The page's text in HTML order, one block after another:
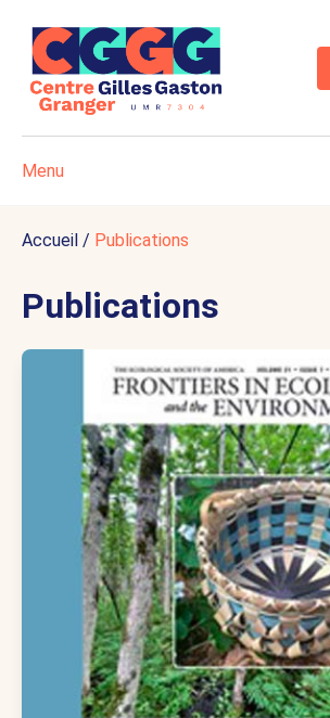
Menu
Accueil / Publications
Publications